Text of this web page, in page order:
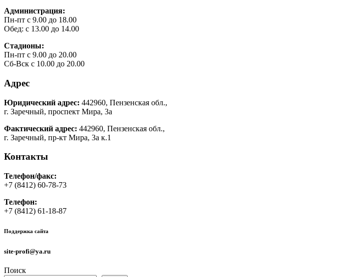
Администрация:
Пн-пт с 9.00 до 18.00
Обед: с 13.00 до 14.00
Стадионы:
Пн-пт с 9.00 до 20.00
Сб-Вск с 10.00 до 20.00
Адрес
Юридический адрес: 442960, Пензенская обл.,
г. Заречный, проспект Мира, 3а
Фактический адрес: 442960, Пензенская обл.,
г. Заречный, пр-кт Мира, 3а к.1
Контакты
Телефон/факс:
+7 (8412) 60-78-73
Телефон:
+7 (8412) 61-18-87
Поддержка сайта
site-profi@ya.ru
Поиск